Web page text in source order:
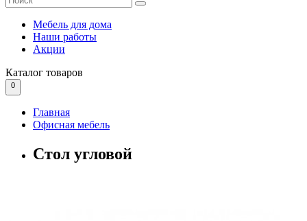
Мебель для дома
Наши работы
Акции
Каталог товаров
0
Главная
Офисная мебель
Стол угловой